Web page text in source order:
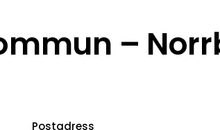
–
Postadress